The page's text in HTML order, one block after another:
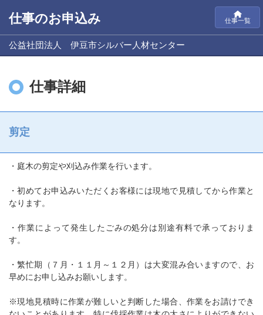
仕事のお申込み 仕事一覧
公益社団法人 伊豆市シルバー人材センター
仕事詳細
剪定
・庭木の剪定や刈込み作業を行います。
・初めてお申込みいただくお客様には現地で見積してから作業と
なります。
・作業によって発生したごみの処分は別途有料で承っておりま
す。
・繁忙期（７月・１１月～１２月）は大変混み合いますので、お
早めにお申し込みお願いします。
※現地見積時に作業が難しいと判断した場合、作業をお請けでき